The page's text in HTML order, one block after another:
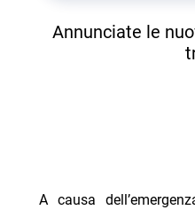
Annunciate le
A causa